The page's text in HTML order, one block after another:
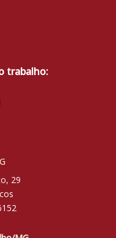
trabalho:
29